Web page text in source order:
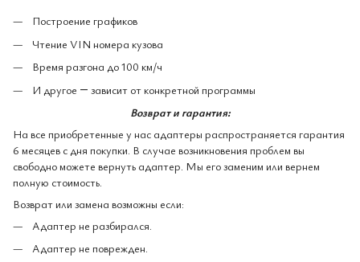
Построение графиков
Чтение VIN номера кузова
Время разгона до 100 км/ч
И другое ― зависит от конкретной программы
Возврат и гарантия:
На все приобретенные у нас адаптеры распространяется гарантия
6 месяцев с дня покупки. В случае возникновения проблем вы
свободно можете вернуть адаптер. Мы его заменим или вернем
полную стоимость.
Возврат или замена возможны если:
Адаптер не разбирался.
Адаптер не поврежден.